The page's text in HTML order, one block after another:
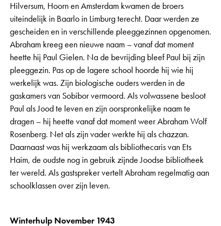
Hilversum, Hoorn en Amsterdam kwamen de broers
uiteindelijk in Baarlo in Limburg terecht. Daar werden ze
gescheiden en in verschillende pleeggezinnen opgenomen.
Abraham kreeg een nieuwe naam – vanaf dat moment
heette hij Paul Gielen. Na de bevrijding bleef Paul bij zijn
pleeggezin. Pas op de lagere school hoorde hij wie hij
werkelijk was. Zijn biologische ouders werden in de
gaskamers van Sobibor vermoord. Als volwassene besloot
Paul als Jood te leven en zijn oorspronkelijke naam te
dragen – hij heette vanaf dat moment weer Abraham Wolf
Rosenberg. Net als zijn vader werkte hij als chazzan.
Daarnaast was hij werkzaam als bibliothecaris van Ets
Haim, de oudste nog in gebruik zijnde Joodse bibliotheek
ter wereld. Als gastspreker vertelt Abraham regelmatig aan
schoolklassen over zijn leven.
Winterhulp November 1943